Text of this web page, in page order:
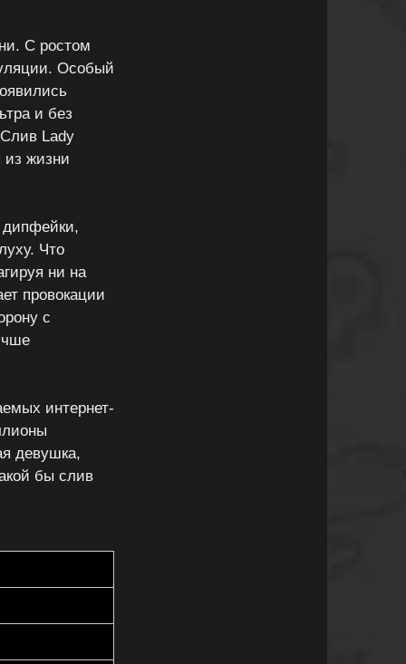
С ростом
Особый
и без
Lady
из жизни
Что
ни на
провокации
с
интернет-
девушка,
бы слив